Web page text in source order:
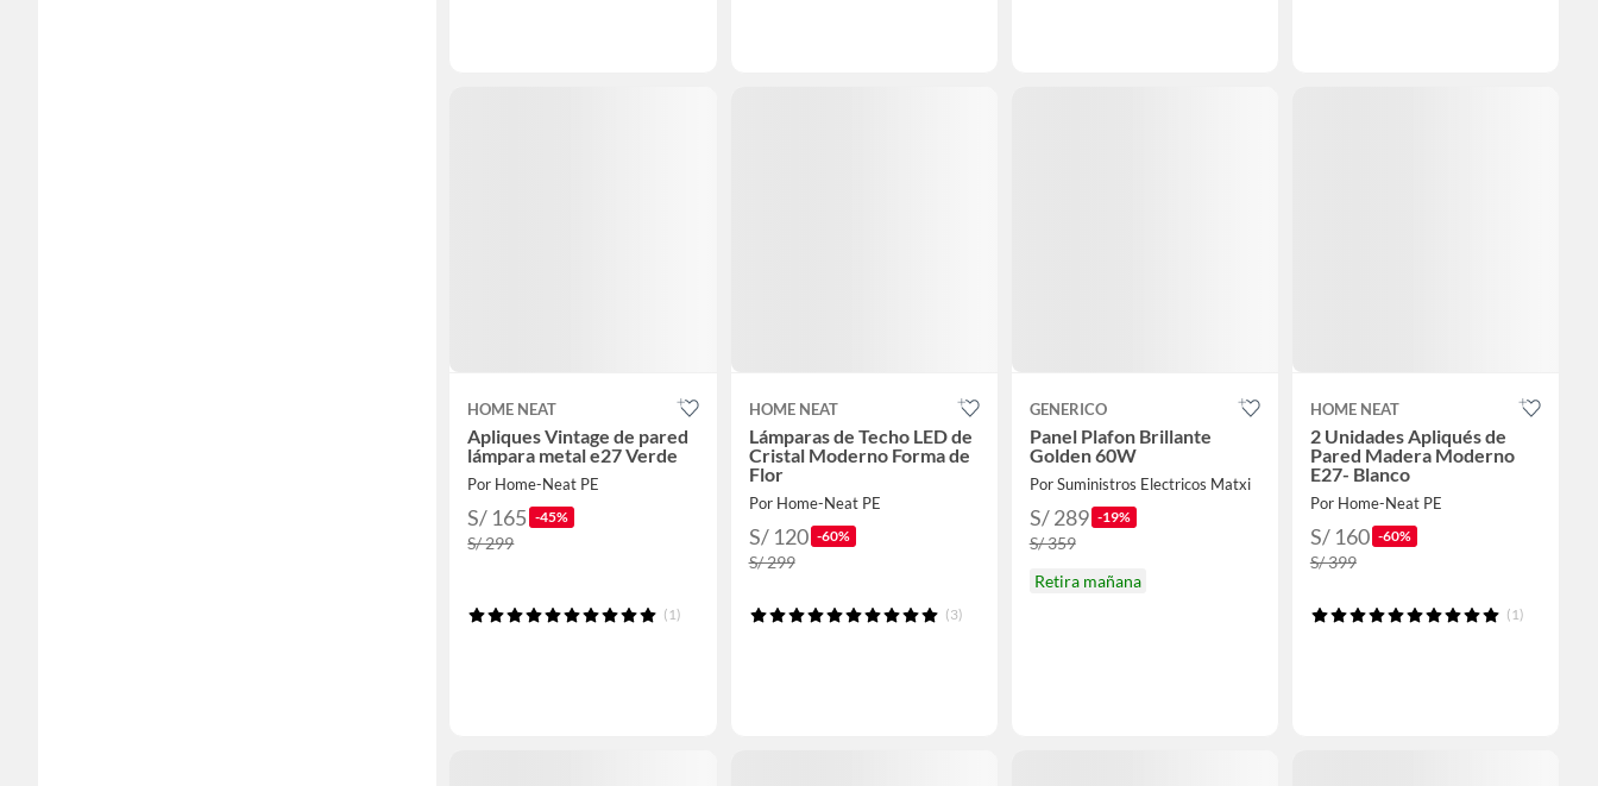
HOME NEAT
Apliques Vintage de pared
lámpara metal e27 Verde
Por Home-Neat PE
S/ 165 -45%
S/ 299
(1)
HOME NEAT
Lámparas de Techo LED de
Cristal Moderno Forma de
Flor
Por Home-Neat PE
S/ 120 -60%
S/ 299
(3)
GENERICO
Panel Plafon Brillante
Golden 60W
Por Suministros Electricos Matxi
S/ 289 -19%
S/ 359
Retira mañana
HOME NEAT
2 Unidades Apliqués de
Pared Madera Moderno
E27- Blanco
Por Home-Neat PE
S/ 160 -60%
S/ 399
(1)